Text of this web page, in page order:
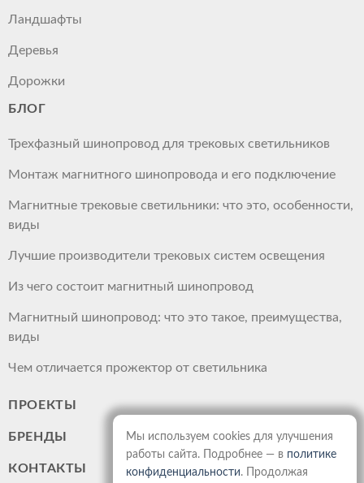
Ландшафты
Деревья
Дорожки
БЛОГ
Трехфазный шинопровод для трековых светильников
Монтаж магнитного шинопровода и его подключение
Магнитные трековые светильники: что это, особенности,
виды
Лучшие производители трековых систем освещения
Из чего состоит магнитный шинопровод
Магнитный шинопровод: что это такое, преимущества,
виды
Чем отличается прожектор от светильника
ПРОЕКТЫ
БРЕНДЫ
КОНТАКТЫ
Мы используем cookies для улучшения
работы сайта. Подробнее — в политике
конфиденциальности. Продолжая